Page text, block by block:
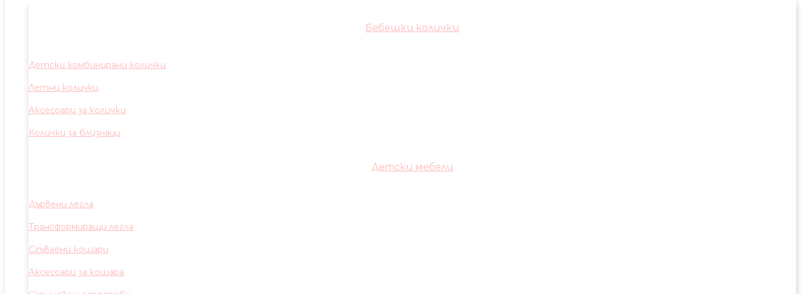
Бебешки колички
Детски комбинирани колички
Летни колички
Аксесоари за колички
Колички за близнаци
Детски мебели
Дървени легла
Трансформиращи легла
Сгъваеми кошари
Аксесоари за кошара